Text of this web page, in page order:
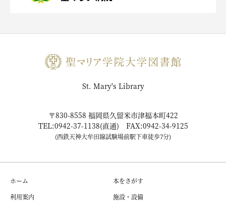
St. Mary's Library
〒830-8558 福岡県久留米市津福本町422
TEL:0942-37-1138(直通) FAX:0942-34-9125
(西鉄天神大牟田線試験場前駅下車徒歩7分)
ホーム
本をさがす
利用案内
施設・設備